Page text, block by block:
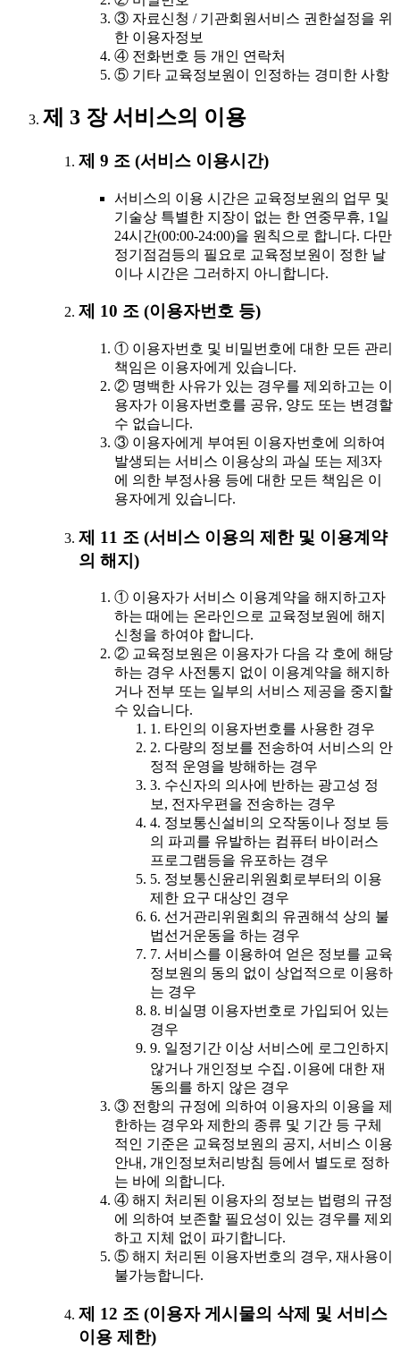
③ 자료신청 / 기관회원서비스 권한설정을 위
한 이용자정보
④ 전화번호 등 개인 연락처
⑤ 기타 교육정보원이 인정하는 경미한 사항
제 3 장 서비스의 이용
제 9 조 (서비스 이용시간)
서비스의 이용 시간은 교육정보원의 업무 및
기술상 특별한 지장이 없는 한 연중무휴, 1일
24시간(00:00-24:00)을 원칙으로 합니다. 다만
정기점검등의 필요로 교육정보원이 정한 날
이나 시간은 그러하지 아니합니다.
제 10 조 (이용자번호 등)
① 이용자번호 및 비밀번호에 대한 모든 관리
책임은 이용자에게 있습니다.
② 명백한 사유가 있는 경우를 제외하고는 이
용자가 이용자번호를 공유, 양도 또는 변경할
수 없습니다.
③ 이용자에게 부여된 이용자번호에 의하여
발생되는 서비스 이용상의 과실 또는 제3자
에 의한 부정사용 등에 대한 모든 책임은 이
용자에게 있습니다.
제 11 조 (서비스 이용의 제한 및 이용계약
의 해지)
① 이용자가 서비스 이용계약을 해지하고자
하는 때에는 온라인으로 교육정보원에 해지
신청을 하여야 합니다.
② 교육정보원은 이용자가 다음 각 호에 해당
하는 경우 사전통지 없이 이용계약을 해지하
거나 전부 또는 일부의 서비스 제공을 중지할
수 있습니다.
1. 타인의 이용자번호를 사용한 경우
2. 다량의 정보를 전송하여 서비스의 안
정적 운영을 방해하는 경우
3. 수신자의 의사에 반하는 광고성 정
보, 전자우편을 전송하는 경우
4. 정보통신설비의 오작동이나 정보 등
의 파괴를 유발하는 컴퓨터 바이러스
프로그램등을 유포하는 경우
5. 정보통신윤리위원회로부터의 이용
제한 요구 대상인 경우
6. 선거관리위원회의 유권해석 상의 불
법선거운동을 하는 경우
7. 서비스를 이용하여 얻은 정보를 교육
정보원의 동의 없이 상업적으로 이용하
는 경우
8. 비실명 이용자번호로 가입되어 있는
경우
9. 일정기간 이상 서비스에 로그인하지
않거나 개인정보 수집․이용에 대한 재
동의를 하지 않은 경우
③ 전항의 규정에 의하여 이용자의 이용을 제
한하는 경우와 제한의 종류 및 기간 등 구체
적인 기준은 교육정보원의 공지, 서비스 이용
안내, 개인정보처리방침 등에서 별도로 정하
는 바에 의합니다.
④ 해지 처리된 이용자의 정보는 법령의 규정
에 의하여 보존할 필요성이 있는 경우를 제외
하고 지체 없이 파기합니다.
⑤ 해지 처리된 이용자번호의 경우, 재사용이
불가능합니다.
제 12 조 (이용자 게시물의 삭제 및 서비스
이용 제한)